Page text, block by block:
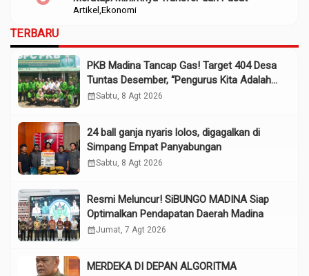
Artikel Ekonomi
TERBARU
PKB Madina Tancap Gas! Target 404 Desa
Tuntas Desember, “Pengurus Kita Adalah
Tokoh”
calendar_monthSabtu, 8 Agt 2026
24 ball ganja nyaris lolos, digagalkan di
Simpang Empat Panyabungan
calendar_monthSabtu, 8 Agt 2026
Resmi Meluncur! SiBUNGO MADINA Siap
Optimalkan Pendapatan Daerah Madina
calendar_monthJumat, 7 Agt 2026
MERDEKA DI DEPAN ALGORITMA